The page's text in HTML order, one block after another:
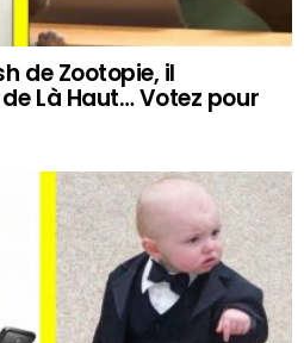
de Zootopie, il
Là Haut… Votez pour